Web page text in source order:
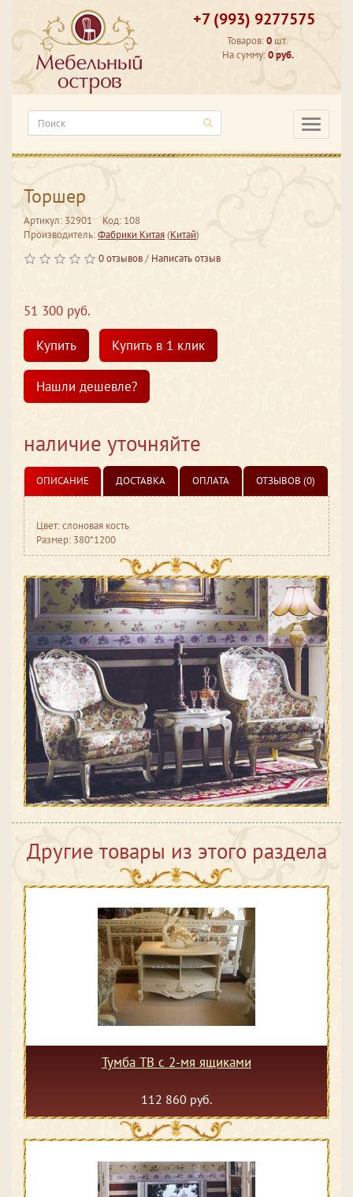
+7 (993) 9277575
Товаров:0 шт.
На сумму:0 руб.
Торшер
Артикул: 32901
Код: 108
Производитель:Фабрики Китая(Китай)
0 отзывов/ Написать отзыв
51 300 руб.
Купить
Купить в 1 клик
Нашли дешевле?
наличие уточняйте
ОПИСАНИЕ ДОСТАВКА ОПЛАТА ОТЗЫВОВ (0)
Цвет: слоновая кость
Размер: 380*1200
Другие товары из этого раздела
Тумба ТВ с 2-мя ящиками
112 860 руб.